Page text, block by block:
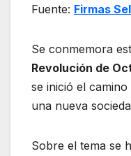
Fuente: Firmas
Se conmemora
Revolución de
se inició el
una nueva
Sobre el tema se